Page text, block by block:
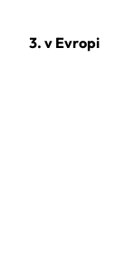
3. v Evropi